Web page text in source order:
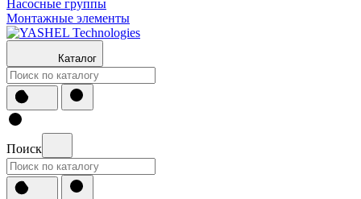
Насосные группы
Монтажные элементы
Каталог
Поиск